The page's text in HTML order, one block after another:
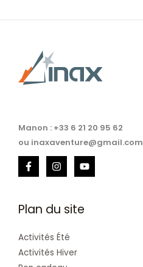
Manon : +33 6 21 20 95 62
ou inaxaventure@gmail.com
Plan du site
Activités Été
Activités Hiver